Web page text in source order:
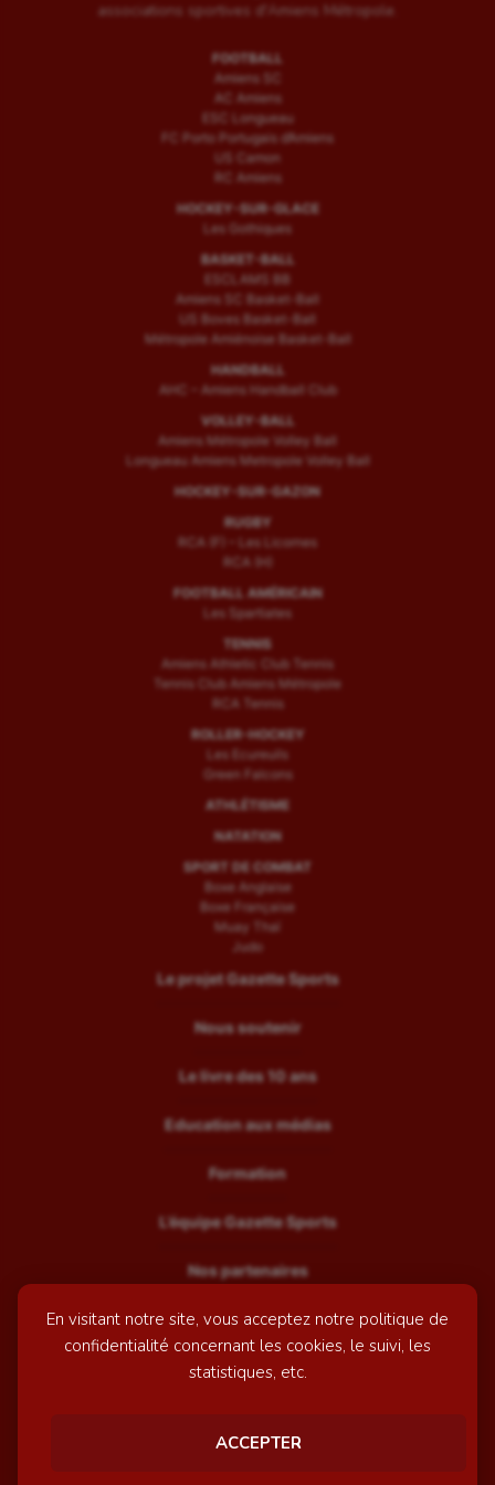
En visitant notre site, vous acceptez notre politique de
confidentialité concernant les cookies, le suivi, les
statistiques, etc.
ACCEPTER
associations sportives d'Amiens Métropole.
FOOTBALL
Amiens SC
AC Amiens
ESC Longueau
FC Porto Portugais d’Amiens
US Camon
RC Amiens
HOCKEY-SUR-GLACE
Les Gothiques
BASKET-BALL
ESCLAMS BB
Amiens SC Basket-Ball
US Boves Basket-Ball
Métropole Amiénoise Basket-Ball
HANDBALL
AHC – Amiens Handball Club
VOLLEY-BALL
Amiens Métropole Volley Ball
Longueau Amiens Metropole Volley Ball
HOCKEY-SUR-GAZON
RUGBY
RCA (F) – Les Licornes
RCA (H)
FOOTBALL AMÉRICAIN
Les Spartiates
TENNIS
Amiens Athletic Club Tennis
Tennis Club Amiens Métropole
RCA Tennis
ROLLER-HOCKEY
Les Ecureuils
Green Falcons
ATHLÉTISME
NATATION
SPORT DE COMBAT
Boxe Anglaise
Boxe Française
Muay Thaï
Judo
Le projet Gazette Sports
Nous soutenir
Le livre des 10 ans
Education aux médias
Formation
L’équipe Gazette Sports
Nos partenaires
Recrutement
Mentions légales